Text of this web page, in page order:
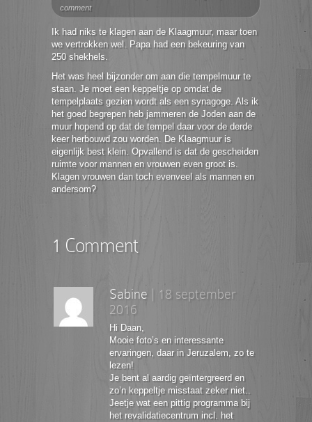
comment
Ik had niks te klagen aan de Klaagmuur, maar toen
we vertrokken wel. Papa had een bekeuring van
250 shekhels.
Het was heel bijzonder om aan die tempelmuur te
staan. Je moet een keppeltje op omdat de
tempelplaats gezien wordt als een synagoge. Als ik
het goed begrepen heb jammeren de Joden aan de
muur hopend op dat de tempel daar voor de derde
keer herbouwd zou worden. De Klaagmuur is
eigenlijk best klein. Opvallend is dat de gescheiden
ruimte voor mannen en vrouwen even groot is.
Klagen vrouwen dan toch evenveel als mannen en
andersom?
1 Comment
Sabine
18 september
2016
Hi Daan,
Mooie foto’s en interessante
ervaringen, daar in Jeruzalem, zo te
lezen!
Je bent al aardig geïntergreerd en
zo’n keppeltje misstaat zeker niet..
Jeetje wat een pittig programma bij
het revalidatiecentrum incl. het